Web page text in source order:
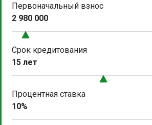
Первоначальный взнос
2 980 000
Срок кредитования
15 лет
Процентная ставка
10%